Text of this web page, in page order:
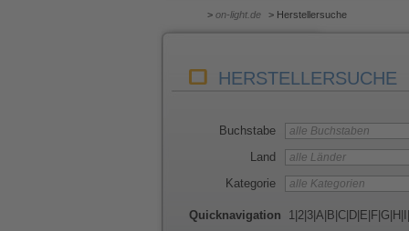
> on-light.de > Herstellersuche
HERSTELLERSUCHE
Buchstabe
Land
Kategorie
Quicknavigation 1 2 3 A B C D E F G H